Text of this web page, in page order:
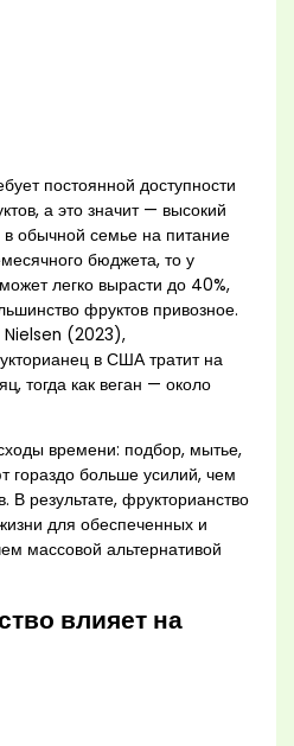
постоянной доступности
а это значит — высокий
обычной семье на питание
бюджета, то у
легко вырасти до 40%,
фруктов привозное.
Nielsen (2023),
в США тратит на
тогда как веган — около
времени: подбор, мытье,
гораздо больше усилий, чем
В результате, фрукторианство
для обеспеченных и
массовой альтернативой
влияет на